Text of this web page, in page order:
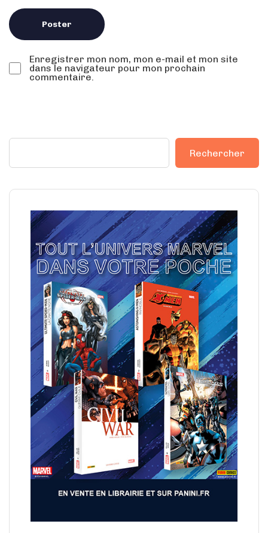
Enregistrer mon nom, mon e-mail et mon site
dans le navigateur pour mon prochain
commentaire.
Rechercher
Rechercher